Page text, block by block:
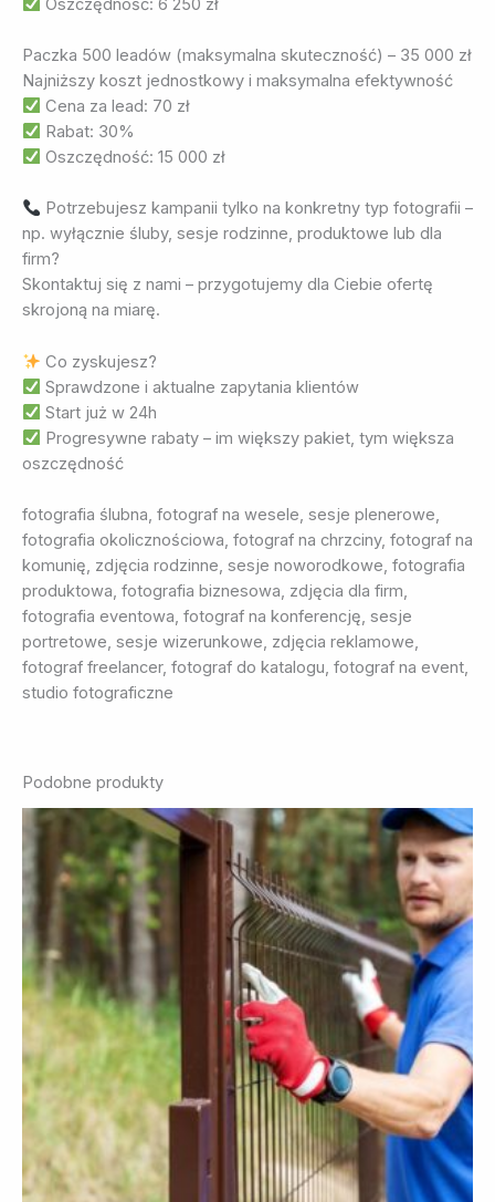
Oszczędność: 6 250 zł
Paczka 500 leadów (maksymalna skuteczność) – 35 000 zł
Najniższy koszt jednostkowy i maksymalna efektywność
Cena za lead: 70 zł
Rabat: 30%
Oszczędność: 15 000 zł
Potrzebujesz kampanii tylko na konkretny typ fotografii –
np. wyłącznie śluby, sesje rodzinne, produktowe lub dla
firm?
Skontaktuj się z nami – przygotujemy dla Ciebie ofertę
skrojoną na miarę.
Co zyskujesz?
Sprawdzone i aktualne zapytania klientów
Start już w 24h
Progresywne rabaty – im większy pakiet, tym większa
oszczędność
fotografia ślubna, fotograf na wesele, sesje plenerowe,
fotografia okolicznościowa, fotograf na chrzciny, fotograf na
komunię, zdjęcia rodzinne, sesje noworodkowe, fotografia
produktowa, fotografia biznesowa, zdjęcia dla firm,
fotografia eventowa, fotograf na konferencję, sesje
portretowe, sesje wizerunkowe, zdjęcia reklamowe,
fotograf freelancer, fotograf do katalogu, fotograf na event,
studio fotograficzne
Podobne produkty